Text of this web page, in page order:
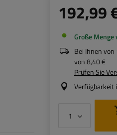
192,99
Große Menge
Bei Ihnen von
von8,40 €
Prüfen Sie
Verfügbarkeit